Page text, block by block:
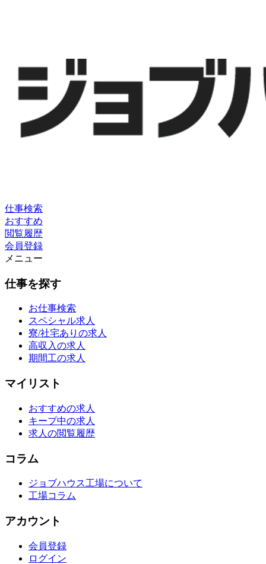
仕事検索
おすすめ
閲覧履歴
会員登録
メニュー
仕事を探す
お仕事検索
スペシャル求人
寮/社宅ありの求人
高収入の求人
期間工の求人
マイリスト
おすすめの求人
キープ中の求人
求人の閲覧履歴
コラム
ジョブハウス工場について
工場コラム
アカウント
会員登録
ログイン